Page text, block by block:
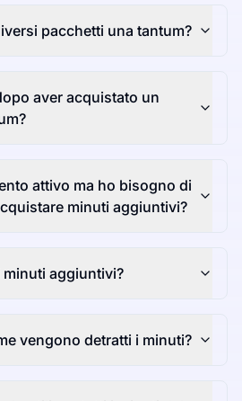
pacchetti una tantum?
aver acquistato un
attivo ma ho bisogno di
minuti aggiuntivi?
aggiuntivi?
vengono detratti i minuti?